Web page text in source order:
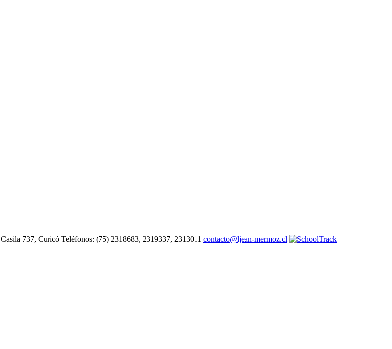
737, Curicó Teléfonos: (75) 2318683, 2319337, 2313011 contacto@ljean-mermoz.cl